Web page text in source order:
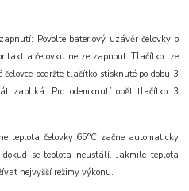
Povolte bateriový uzávěr čelovky o
a čelovku nelze zapnout. Tlačítko lze
podržte tlačítko stisknuté po dobu 3
zabliká. Pro odemknutí opět tlačítko 3
teplota čelovky 65°C začne automaticky
se teplota neustálí. Jakmile teplota
nejvyšší režimy výkonu.